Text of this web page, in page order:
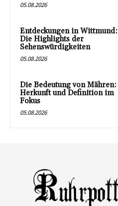
05.08.2026
Entdeckungen in Wittmund:
Die Highlights der
Sehenswürdigkeiten
05.08.2026
Die Bedeutung von Mähren:
Herkunft und Definition im
Fokus
05.08.2026